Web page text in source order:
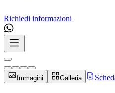
Richiedi informazioni
Immagini Galleria